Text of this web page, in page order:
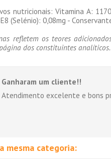
nutricionais: Vitamina A:
(Selénio): 0,08mg -
refletem os teores
dos constituintes analíticos.
Ganharam um cliente!!
Atendimento excelente e bons
mesma categoria: